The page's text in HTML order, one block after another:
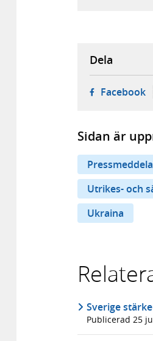
Dela
Facebook-
Sidan är
Utrikes- och
Ukraina
Sverige
Publicerad 25